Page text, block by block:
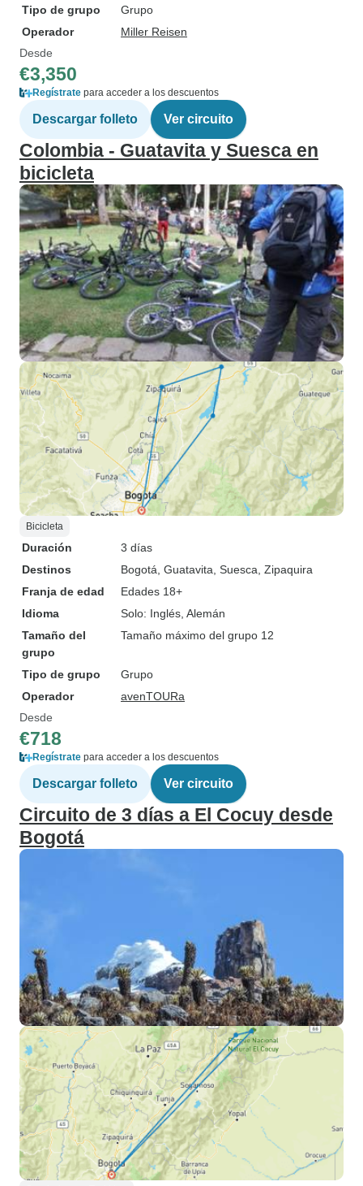
Tipo de grupo
Grupo
Operador
Miller Reisen
Desde
€3,350
Regístrate para acceder a los descuentos
Descargar folleto Ver circuito
Colombia - Guatavita y Suesca en
bicicleta
Bicicleta
Duración
3 días
Destinos
Bogotá , Guatavita , Suesca , Zipaquira
Franja de edad
Edades 18+
Idioma
Solo: Inglés, Alemán
Tamaño del
grupo
Tamaño máximo del grupo 12
Tipo de grupo
Grupo
Operador
avenTOURa
Desde
€718
Regístrate para acceder a los descuentos
Descargar folleto Ver circuito
Circuito de 3 días a El Cocuy desde
Bogotá